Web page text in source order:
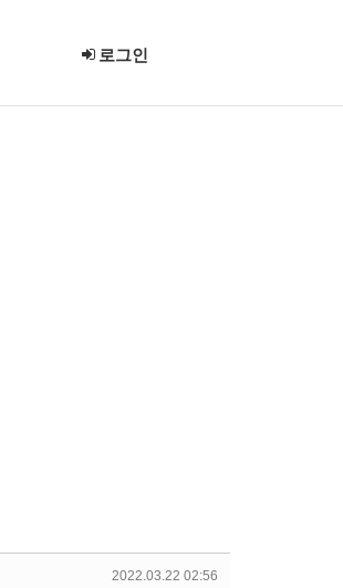
로그인
2022.03.22 02:56